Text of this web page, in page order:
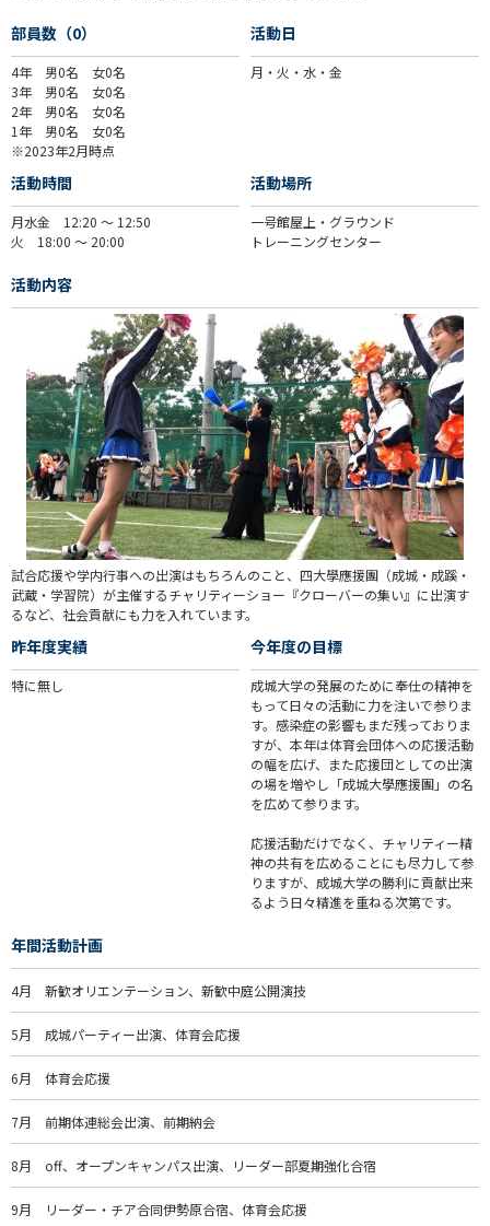
部員数（0）
4年 男0名 女0名
3年 男0名 女0名
2年 男0名 女0名
1年 男0名 女0名
※2023年2月時点
活動日
月・火・水・金
活動時間
月水金 12:20 〜 12:50
火 18:00 〜 20:00
活動場所
一号館屋上・グラウンド
トレーニングセンター
活動内容
試合応援や学内行事への出演はもちろんのこと、四大學應援團（成城・成蹊・
武蔵・学習院）が主催するチャリティーショー『クローバーの集い』に出演す
るなど、社会貢献にも力を入れています。
昨年度実績
特に無し
今年度の目標
成城大学の発展のために奉仕の精神を
もって日々の活動に力を注いで参りま
す。感染症の影響もまだ残っておりま
すが、本年は体育会団体への応援活動
の幅を広げ、また応援団としての出演
の場を増やし「成城大學應援團」の名
を広めて参ります。
応援活動だけでなく、チャリティー精
神の共有を広めることにも尽力して参
りますが、成城大学の勝利に貢献出来
るよう日々精進を重ねる次第です。
年間活動計画
4月 新歓オリエンテーション、新歓中庭公開演技
5月 成城パーティー出演、体育会応援
6月 体育会応援
7月 前期体連総会出演、前期納会
8月 off、オープンキャンパス出演、リーダー部夏期強化合宿
9月 リーダー・チア合同伊勢原合宿、体育会応援